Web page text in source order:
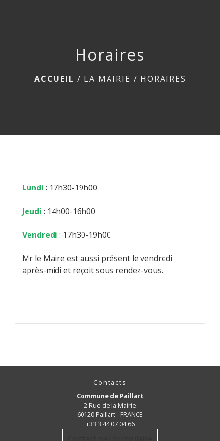
Horaires
ACCUEIL / LA MAIRIE / HORAIRES
Lundi : 17h30-19h00
Jeudi : 14h00-16h00
Vendredi : 17h30-19h00
Mr le Maire est aussi présent le vendredi
après-midi et reçoit sous rendez-vous.
Contacts
Commune de Paillart
2 Rue de la Mairie
60120 Paillart - FRANCE
+33 3 44 07 04 66